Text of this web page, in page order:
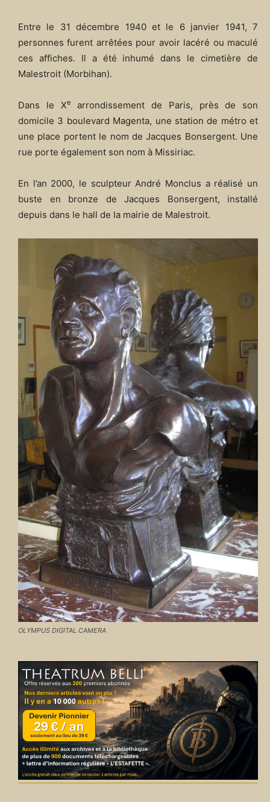
Entre le 31 décembre 1940 et le 6 janvier 1941, 7
personnes furent arrêtées pour avoir lacéré ou maculé
ces affiches. Il a été inhumé dans le cimetière de
Malestroit (Morbihan).
Dans le Xe
arrondissement de Paris, près de son
domicile 3 boulevard Magenta, une station de métro et
une place portent le nom de Jacques Bonsergent. Une
rue porte également son nom à Missiriac.
En l’an 2000, le sculpteur André Monclus a réalisé un
buste en bronze de Jacques Bonsergent, installé
depuis dans le hall de la mairie de Malestroit.
OLYMPUS DIGITAL CAMERA